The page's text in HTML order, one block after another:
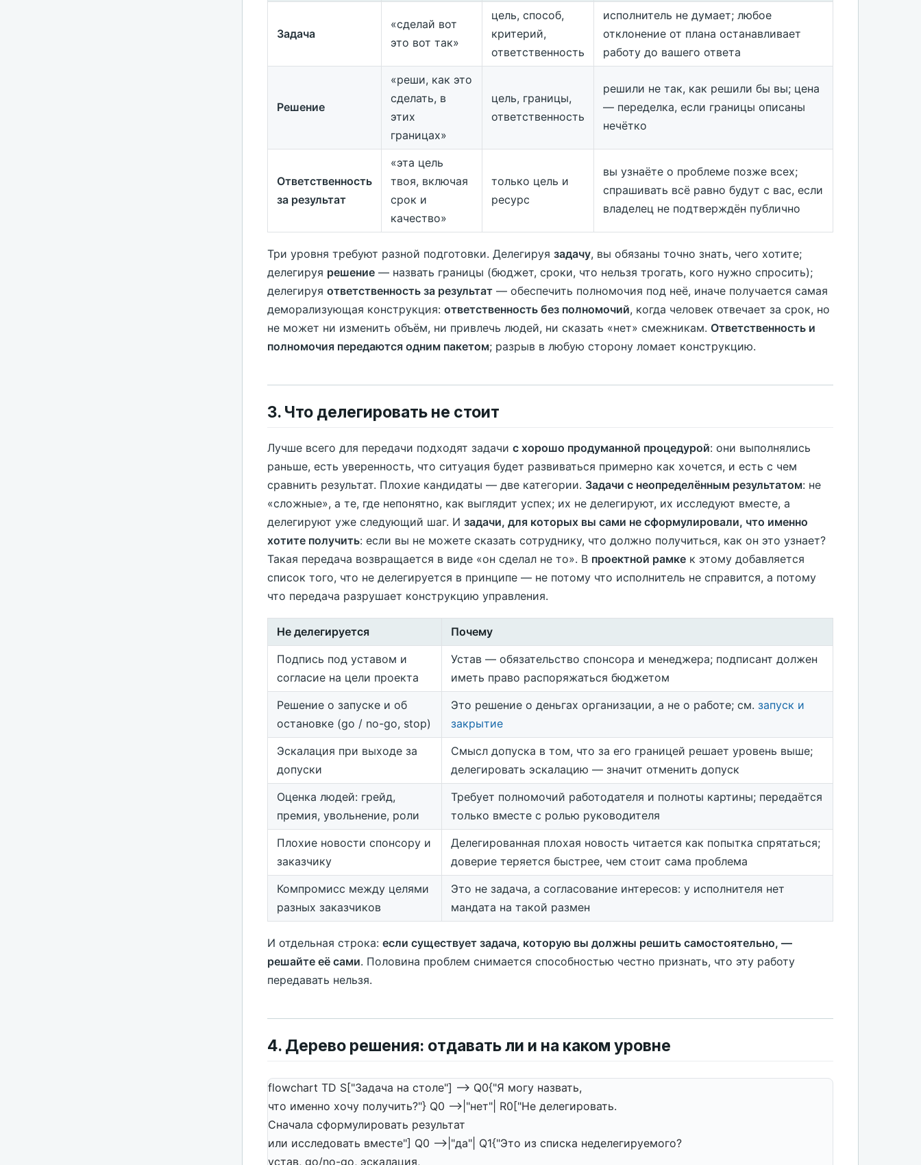
Задача
«сделай вот
это вот так»
цель, способ,
критерий,
ответственность
исполнитель не думает; любое
отклонение от плана останавливает
работу до вашего ответа
Решение
«реши, как это
сделать, в
этих
границах»
цель, границы,
ответственность
решили не так, как решили бы вы; цена
— переделка, если границы описаны
нечётко
Ответственность
за результат
«эта цель
твоя, включая
срок и
качество»
только цель и
ресурс
вы узнаёте о проблеме позже всех;
спрашивать всё равно будут с вас, если
владелец не подтверждён публично
Три уровня требуют разной подготовки. Делегируя задачу, вы обязаны точно знать, чего хотите;
делегируя решение — назвать границы (бюджет, сроки, что нельзя трогать, кого нужно спросить);
делегируя ответственность за результат — обеспечить полномочия под неё, иначе получается самая
деморализующая конструкция: ответственность без полномочий, когда человек отвечает за срок, но
не может ни изменить объём, ни привлечь людей, ни сказать «нет» смежникам. Ответственность и
полномочия передаются одним пакетом; разрыв в любую сторону ломает конструкцию.
3. Что делегировать не стоит
Лучше всего для передачи подходят задачи с хорошо продуманной процедурой: они выполнялись
раньше, есть уверенность, что ситуация будет развиваться примерно как хочется, и есть с чем
сравнить результат. Плохие кандидаты — две категории. Задачи с неопределённым результатом: не
«сложные», а те, где непонятно, как выглядит успех; их не делегируют, их исследуют вместе, а
делегируют уже следующий шаг. И задачи, для которых вы сами не сформулировали, что именно
хотите получить: если вы не можете сказать сотруднику, что должно получиться, как он это узнает?
Такая передача возвращается в виде «он сделал не то». В проектной рамке к этому добавляется
список того, что не делегируется в принципе — не потому что исполнитель не справится, а потому
что передача разрушает конструкцию управления.
Не делегируется
Почему
Подпись под уставом и
согласие на цели проекта
Устав — обязательство спонсора и менеджера; подписант должен
иметь право распоряжаться бюджетом
Решение о запуске и об
остановке (go / no-go, stop)
Это решение о деньгах организации, а не о работе; см. запуск и
закрытие
Эскалация при выходе за
допуски
Смысл допуска в том, что за его границей решает уровень выше;
делегировать эскалацию — значит отменить допуск
Оценка людей: грейд,
премия, увольнение, роли
Требует полномочий работодателя и полноты картины; передаётся
только вместе с ролью руководителя
Плохие новости спонсору и
заказчику
Делегированная плохая новость читается как попытка спрятаться;
доверие теряется быстрее, чем стоит сама проблема
Компромисс между целями
разных заказчиков
Это не задача, а согласование интересов: у исполнителя нет
мандата на такой размен
И отдельная строка: если существует задача, которую вы должны решить самостоятельно, —
решайте её сами. Половина проблем снимается способностью честно признать, что эту работу
передавать нельзя.
4. Дерево решения: отдавать ли и на каком уровне
flowchart TD S["Задача на столе"] --> Q0{"Я могу назвать,
что именно хочу получить?"} Q0 -->|"нет"| R0["Не делегировать.
Сначала сформулировать результат
или исследовать вместе"] Q0 -->|"да"| Q1{"Это из списка неделегируемого?
устав, go/no-go, эскалация,